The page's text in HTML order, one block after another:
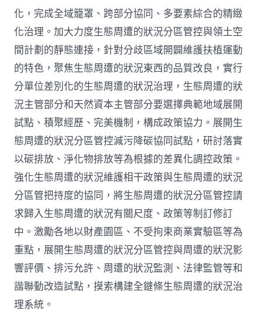
化，完成全域籠罩、跨部分協同、多要素綜合的精緻
化治理。加大力度生態周遭的狀況分區管控與領土空
間計劃的靜態連接，針對分歧區域開闢維護扶植運動
的特色，聚焦生態周遭的狀況東西的品質改良，實行
分單位差別化的生態周遭的狀況治理，生態周遭的狀
況主管部分和天然資本主管部分要選擇典範地域展開
試點、積聚經歷、完美機制，構成政策協力。展開生
態周遭的狀況分區管控減污降碳協同試點，研討落實
以碳排放、淨化物排放等為根據的差異化調控政策。
強化生態周遭的狀況維護相干政策與生態周遭的狀況
分區管把持度的協同，將生態周遭的狀況分區管控請
求歸入生態周遭的狀況有關尺度、政策等制訂修訂
中。激勵各地以財產園區、不受拘束商業實驗區等為
重點，展開生態周遭的狀況分區管控與周遭的狀況影
響評價、排污允許、周遭的狀況監測、法律監管等和
諧聯動改造試點，摸索構建全鏈條生態周遭的狀況治
理系統。